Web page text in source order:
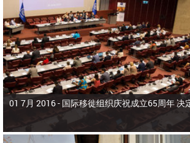
01 7月 2016 - 国际移徙组织庆祝成立65周年 决